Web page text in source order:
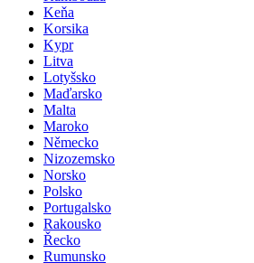
Keňa
Korsika
Kypr
Litva
Lotyšsko
Maďarsko
Malta
Maroko
Německo
Nizozemsko
Norsko
Polsko
Portugalsko
Rakousko
Řecko
Rumunsko